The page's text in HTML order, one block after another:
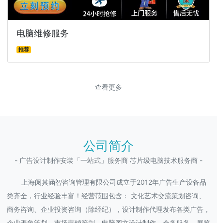
电脑维修服务
推荐
查看更多
公司简介
- 广告设计制作安装「一站式」服务商 芯片级电脑技术服务商 -
上海阅其涵智咨询管理有限公司成立于2012年广告生产设备品
类齐全，行业经验丰富！经营范围包含： 文化艺术交流策划咨询、
商务咨询、企业投资咨询（除经纪），设计制作代理发布各类广告，